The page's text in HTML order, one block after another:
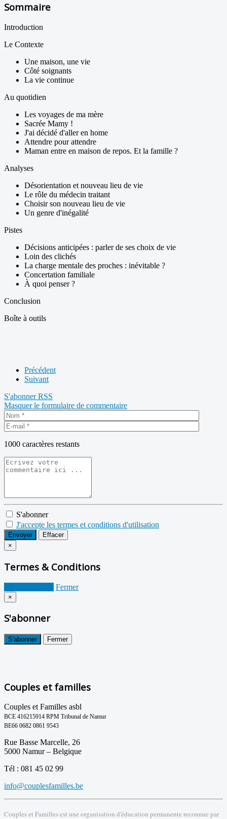
Sommaire
Introduction
Le Contexte
Une maison, une vie
Côté soignants
La vie continue
Au quotidien
Les voyages de ma mère
Sacrée Mamy !
J'ai décidé d'aller en home
Attendre pour attendre
Maman entre en maison de repos. Et la famille ?
Analyses
Désorientation et nouveau lieu de vie
Le rôle du médecin traitant
Choisir son nouveau lieu de vie
Un genre d'inégalité
Pistes
Décisions anticipées : parler de ses choix de vie
Loin des clichés
La charge mentale des proches : inévitable ?
Concertation familiale
À quoi penser ?
Conclusion
Boîte à outils
Précédent
Suivant
S'abonnerRSS
Masquer le formulaire de commentaire
1000 caractères restants
S'abonner
J'accepte les termes et conditions d'utilisation
Envoyer
Effacer
×
Termes & Conditions
Fermer
×
S'abonner
S'abonner Fermer
Couples et familles
Couples et Familles asbl
BCE 416215914 RPM Tribunal de Namur
BE66 0682 0861 9543
Rue Basse Marcelle, 26
5000 Namur – Belgique
Tél : 081 45 02 99
info@couplesfamilles.be
Couples et Familles est une organisation d'éducation permanente reconnue par